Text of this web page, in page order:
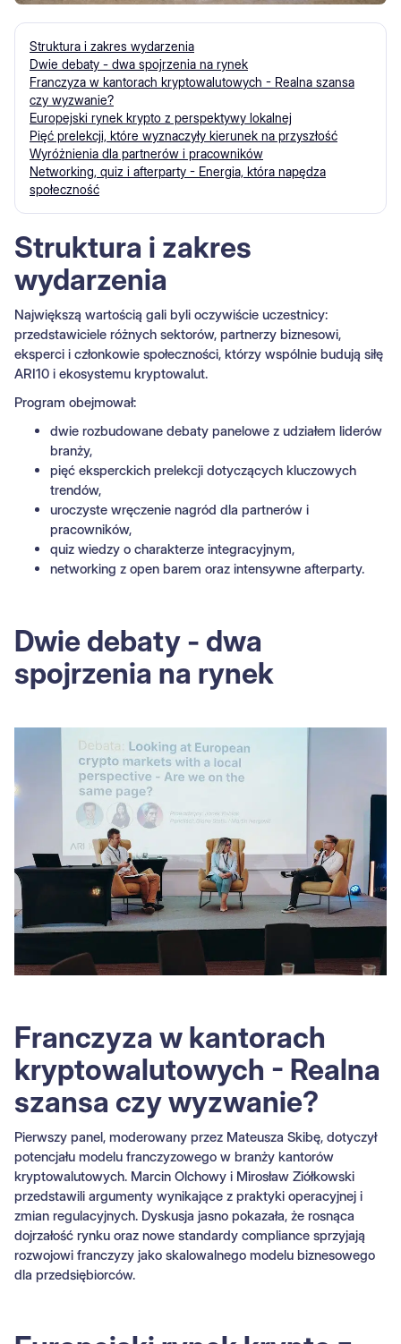
Struktura i zakres wydarzenia
Dwie debaty - dwa spojrzenia na rynek
Franczyza w kantorach kryptowalutowych - Realna szansa
czy wyzwanie?
Europejski rynek krypto z perspektywy lokalnej
Pięć prelekcji, które wyznaczyły kierunek na przyszłość
Wyróżnienia dla partnerów i pracowników
Networking, quiz i afterparty - Energia, która napędza
społeczność
Struktura i zakres
wydarzenia
Największą wartością gali byli oczywiście uczestnicy:
przedstawiciele różnych sektorów, partnerzy biznesowi,
eksperci i członkowie społeczności, którzy wspólnie budują siłę
ARI10 i ekosystemu kryptowalut.
Program obejmował:
dwie rozbudowane debaty panelowe z udziałem liderów
branży,
pięć eksperckich prelekcji dotyczących kluczowych
trendów,
uroczyste wręczenie nagród dla partnerów i
pracowników,
quiz wiedzy o charakterze integracyjnym,
networking z open barem oraz intensywne afterparty.
Dwie debaty - dwa
spojrzenia na rynek
Franczyza w kantorach
kryptowalutowych - Realna
szansa czy wyzwanie?
Pierwszy panel, moderowany przez Mateusza Skibę, dotyczył
potencjału modelu franczyzowego w branży kantorów
kryptowalutowych. Marcin Olchowy i Mirosław Ziółkowski
przedstawili argumenty wynikające z praktyki operacyjnej i
zmian regulacyjnych. Dyskusja jasno pokazała, że rosnąca
dojrzałość rynku oraz nowe standardy compliance sprzyjają
rozwojowi franczyzy jako skalowalnego modelu biznesowego
dla przedsiębiorców.